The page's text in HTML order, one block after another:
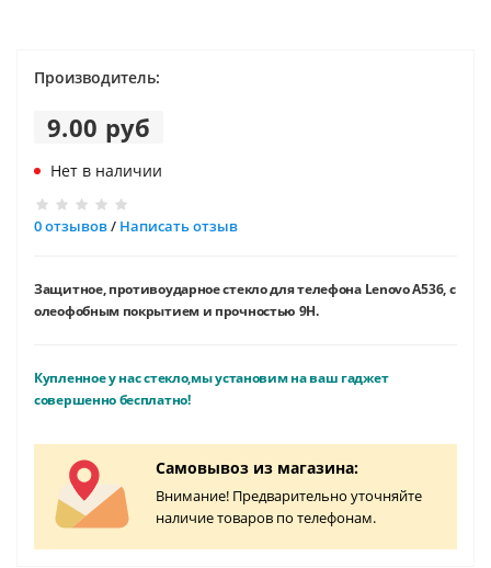
Производитель:
9.00 руб
Нет в наличии
0 отзывов/ Написать отзыв
Защитное, противоударное стекло для телефона Lenovo A536, с
олеофобным покрытием и прочностью 9H.
Купленное у нас стекло,мы установим на ваш гаджет
совершенно бесплатно!
Самовывоз из магазина:
Внимание! Предварительно уточняйте
наличие товаров по телефонам.